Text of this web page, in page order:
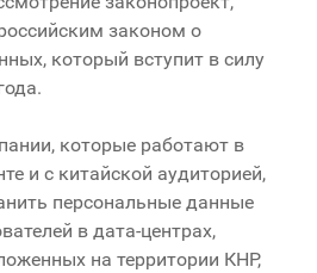
законом о
который вступит в силу
которые работают в
и с китайской аудиторией,
персональные данные
в дата-центрах,
на территории КНР,